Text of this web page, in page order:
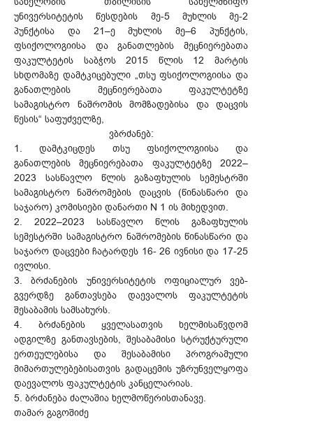
უნივერსიტეტის წესდების მე-5 მუხლის მე-2
პუნქტისა და 21–ე მუხლის მე–6 პუნქტის,
ფსიქოლოგიისა და განათლების მეცნიერებათა
ფაკულტეტის საბჭოს 2015 წლის 12 მარტის
სხდომაზე დამტკიცებული „თსუ ფსიქოლოგიისა და
განათლების მეცნიერებათა ფაკულტეტზე
სამაგისტრო ნაშრომის მომზადებისა და დაცვის
წესის“ საფუძველზე,
ვბრძანებ:
1. დამტკიცდეს თსუ ფსიქოლოგიისა და
განათლების მეცნიერებათა ფაკულტეტზე 2022–
2023 სასწავლო წლის გაზაფხულის სემესტრში
სამაგისტრო ნაშრომების დაცვის (წინასწარი და
საჯარო) კომისიები დანართი N 1 ის მიხედვით.
2. 2022–2023 სასწავლო წლის გაზაფხულის
სემესტრში სამაგისტრო ნაშრომების წინასწარი და
საჯარო დაცვები ჩატარდეს 16- 26 ივნისი და 17-25
ივლისი.
3. ბრძანების უნივერსიტეტის ოფიციალურ ვებ-
გვერდზე განთავსება დაევალოს ფაკულტეტის
შესაბამის სამსახურს.
4. ბრძანების ყველასათვის ხელმისაწვდომ
ადგილზე განთავსების, შესაბამისი სტრუქტურული
ერთეულებისა და შესაბამისი პროგრამული
მიმართულებებისათვის გადაცემის უზრუნველყოფა
დაევალოს ფაკულტეტის კანცელარიას.
5. ბრძანება ძალაშია ხელმოწერისთანავე.
თამარ გაგოშიძე